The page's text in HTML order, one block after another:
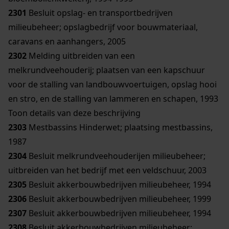
2301 Besluit opslag- en transportbedrijven
milieubeheer; opslagbedrijf voor bouwmateriaal,
caravans en aanhangers, 2005
2302 Melding uitbreiden van een
melkrundveehouderij; plaatsen van een kapschuur
voor de stalling van landbouwvoertuigen, opslag hooi
en stro, en de stalling van lammeren en schapen, 1993
Toon details van deze beschrijving
2303 Mestbassins Hinderwet; plaatsing mestbassins,
1987
2304 Besluit melkrundveehouderijen milieubeheer;
uitbreiden van het bedrijf met een veldschuur, 2003
2305 Besluit akkerbouwbedrijven milieubeheer, 1994
2306 Besluit akkerbouwbedrijven milieubeheer, 1999
2307 Besluit akkerbouwbedrijven milieubeheer, 1994